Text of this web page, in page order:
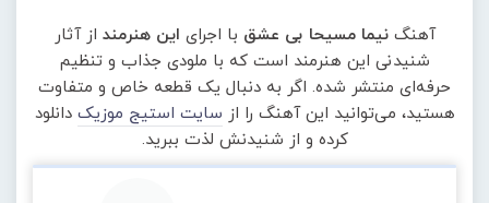
آهنگنیما مسیحا بی عشق با اجرای این هنرمند از آثار
شنیدنی این هنرمند است که با ملودی جذاب و تنظیم
حرفه‌ای منتشر شده. اگر به دنبال یک قطعه خاص و متفاوت
هستید، می‌توانید این آهنگ را از سایت استیج موزیک دانلود
کرده و از شنیدنش لذت ببرید.